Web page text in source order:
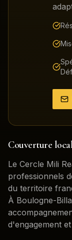
Couverture
Le Cercle Mili
professionnels
du territoire
À Boulogne-
d'engagement